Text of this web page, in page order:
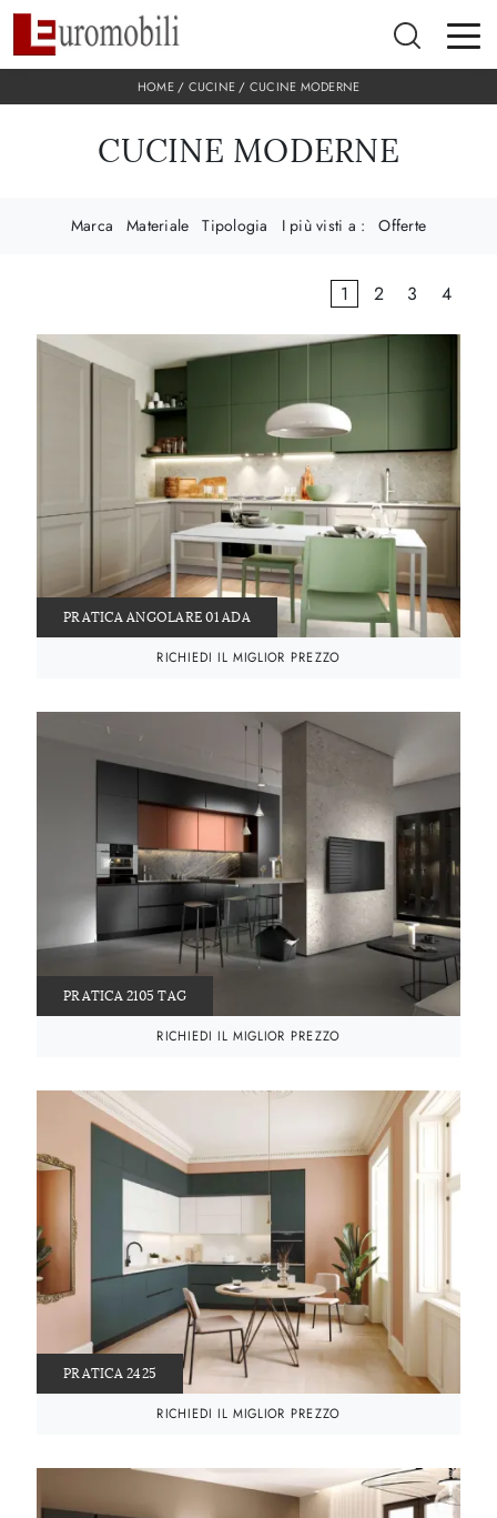
HOME/ CUCINE / CUCINE MODERNE
CUCINE MODERNE
Marca Materiale Tipologia I più visti a : Offerte
1 2 3 4
PRATICA ANGOLARE 01 ADA
RICHIEDI IL MIGLIOR PREZZO
PRATICA 2105 TAG
RICHIEDI IL MIGLIOR PREZZO
PRATICA 2425
RICHIEDI IL MIGLIOR PREZZO